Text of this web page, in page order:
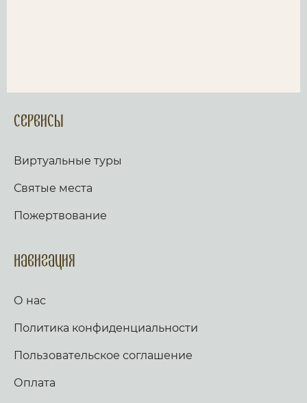
Сервисы
Виртуальные туры
Святые места
Пожертвование
Навигация
О нас
Политика конфиденциальности
Пользовательское соглашение
Оплата